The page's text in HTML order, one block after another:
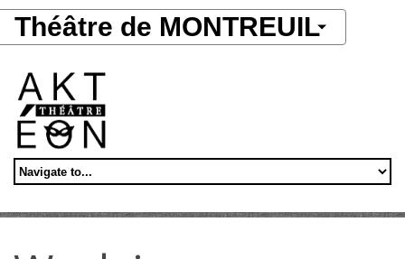
Aller au contenu principal
Théâtre de MONTREUIL